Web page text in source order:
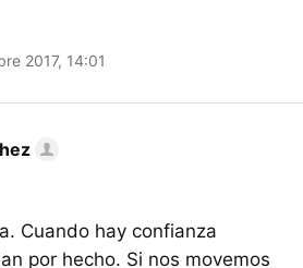
2017, 14:01
Cuando hay confianza
por hecho. Si nos movemos